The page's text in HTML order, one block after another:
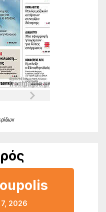
2026